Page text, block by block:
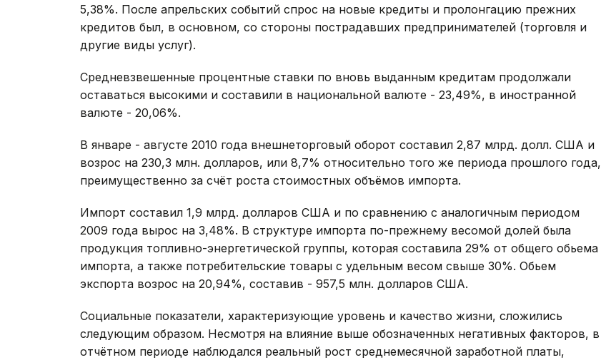
5,38%. После апрельских событий спрос на новые кредиты и пролонгацию прежних
кредитов был, в основном, со стороны пострадавших предпринимателей (торговля и
другие виды услуг).
Средневзвешенные процентные ставки по вновь выданным кредитам продолжали
оставаться высокими и составили в национальной валюте - 23,49%, в иностранной
валюте - 20,06%.
В январе - августе 2010 года внешнеторговый оборот составил 2,87 млрд. долл. США и
возрос на 230,3 млн. долларов, или 8,7% относительно того же периода прошлого года,
преимущественно за счёт роста стоимостных объёмов импорта.
Импорт составил 1,9 млрд. долларов США и по сравнению с аналогичным периодом
2009 года вырос на 3,48%. В структуре импорта по-прежнему весомой долей была
продукция топливно-энергетической группы, которая составила 29% от общего обьема
импорта, а также потребительские товары с удельным весом свыше 30%. Обьем
экспорта возрос на 20,94%, составив - 957,5 млн. долларов США.
Социальные показатели, характеризующие уровень и качество жизни, сложились
следующим образом. Несмотря на влияние выше обозначенных негативных факторов, в
отчётном периоде наблюдался реальный рост среднемесячной заработной платы,